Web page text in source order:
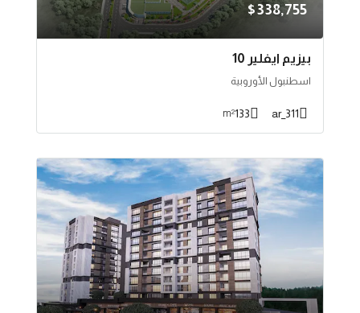
$338,755
بيزيم ايفلير 10
اسطنبول الأوروبية
311_ar
133
m²